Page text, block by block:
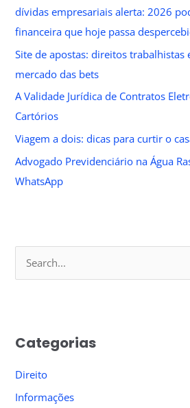
dívidas empresariais alerta: 2026
financeira que hoje passa
Site de apostas: direitos trabalhistas
mercado das bets
A Validade Jurídica de Contratos
Cartórios
Viagem a dois: dicas para curtir o
Advogado Previdenciário na Água
WhatsApp
e
c
o
Categorias
Direito
Informações